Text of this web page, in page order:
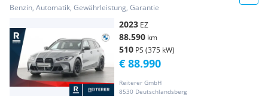
*Adaptives M Fahrwerk *...
Benzin, Automatik, Gewährleistung, Garantie
2023 EZ
88.590 km
510 PS (375 kW)
Reiterer GmbH
8530 Deutschlandsberg
€ 88.990